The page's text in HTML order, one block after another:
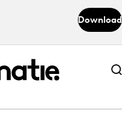
Download
Abonneer nu
Abonneer nu